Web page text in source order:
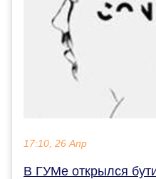
17:10, 26 Апр
В ГУМе открылся